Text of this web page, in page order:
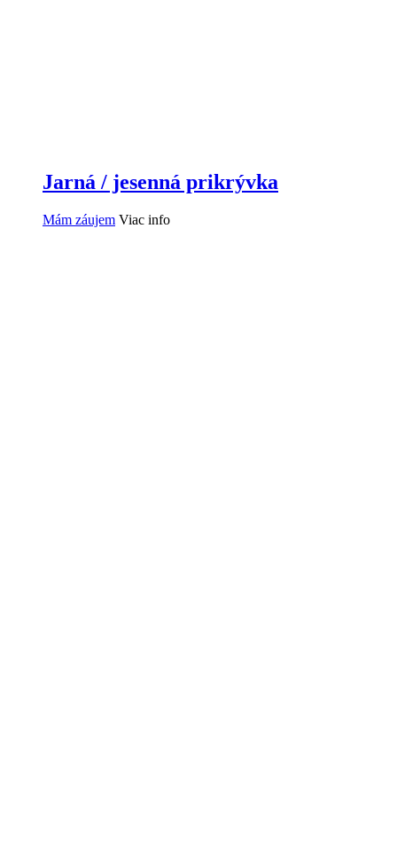
Jarná / jesenná prikrývka
Mám záujem Viac info